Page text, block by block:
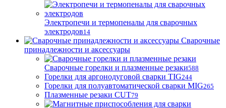
Электропечи и термопеналы для сварочных
электродов14
Сварочные
принадлежности и аксессуары
Сварочные горелки и плазменные резаки588
Горелки для аргонодуговой сварки TIG244
Горелки для полуавтоматической сварки MIG265
Плазменные резаки CUT79